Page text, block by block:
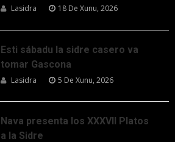
Lasidra 18 De Xunu, 2026
Esti sábadu la sidre casero va
tomar Gascona
Lasidra 5 De Xunu, 2026
Nava presenta los XXXVII Platos
a la Sidre